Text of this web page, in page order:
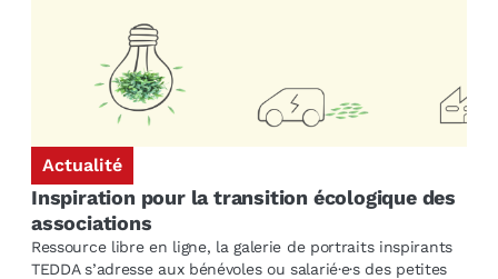
Actualité
Inspiration pour la transition écologique des
associations
Ressource libre en ligne, la galerie de portraits inspirants
TEDDA s’adresse aux bénévoles ou salarié·e·s des petites